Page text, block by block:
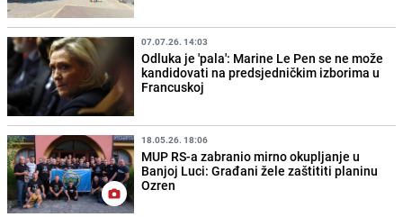
07.07.26. 14:03
Odluka je 'pala': Marine Le Pen se ne može
kandidovati na predsjedničkim izborima u
Francuskoj
18.05.26. 18:06
MUP RS-a zabranio mirno okupljanje u
Banjoj Luci: Građani žele zaštititi planinu
Ozren